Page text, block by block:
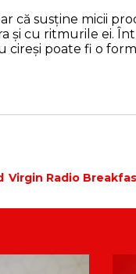
că susține micii
și cu ritmurile ei.
poate fi o
Virgin Radio